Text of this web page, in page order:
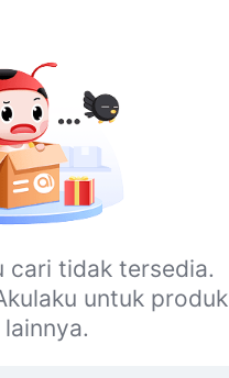
cari tidak tersedia.
untuk produk